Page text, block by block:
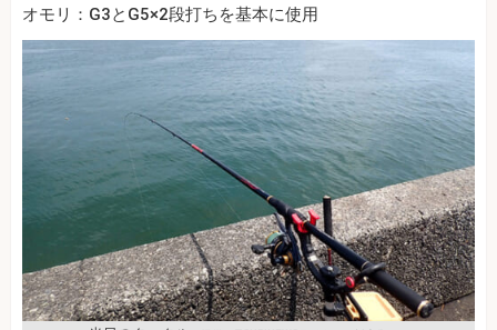
オモリ：G3とG5×2段打ちを基本に使用